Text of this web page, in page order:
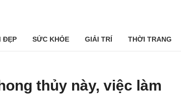
ĐẸP SỨC KHỎE GIẢI TRÍ THỜI TRANG
thủy này, việc làm